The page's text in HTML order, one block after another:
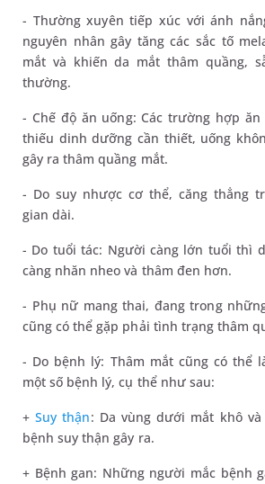
- Thường xuyên tiếp xúc với ánh
nguyên nhân gây tăng các sắc tố
mắt và khiến da mắt thâm quầng,
thường.
- Chế độ ăn uống: Các trường hợp
thiếu dinh dưỡng cần thiết, uống
gây ra thâm quầng mắt.
- Do suy nhược cơ thể, căng thẳng
gian dài.
- Do tuổi tác: Người càng lớn tuổi thì
càng nhăn nheo và thâm đen hơn.
- Phụ nữ mang thai, đang trong
cũng có thể gặp phải tình trạng thâm
- Do bệnh lý: Thâm mắt cũng có thể
một số bệnh lý, cụ thể như sau:
+Suy thận: Da vùng dưới mắt khô
bệnh suy thận gây ra.
+ Bệnh gan: Những người mắc bệnh